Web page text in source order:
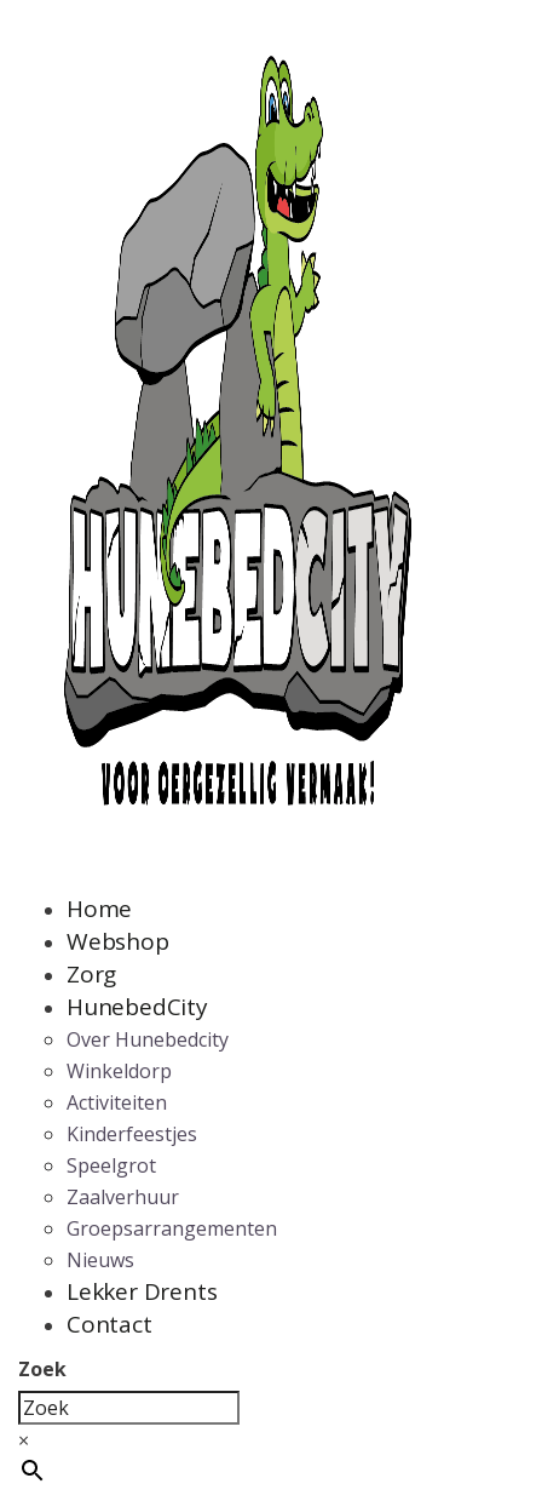
Home
Webshop
Zorg
HunebedCity
Over Hunebedcity
Winkeldorp
Activiteiten
Kinderfeestjes
Speelgrot
Zaalverhuur
Groepsarrangementen
Nieuws
Lekker Drents
Contact
Zoek
×